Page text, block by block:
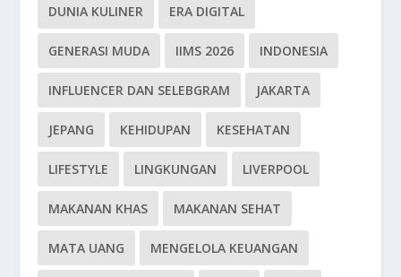
DUNIA KULINER ERA DIGITAL
GENERASI MUDA IIMS 2026 INDONESIA
INFLUENCER DAN SELEBGRAM JAKARTA
JEPANG KEHIDUPAN KESEHATAN
LIFESTYLE LINGKUNGAN LIVERPOOL
MAKANAN KHAS MAKANAN SEHAT
MATA UANG MENGELOLA KEUANGAN